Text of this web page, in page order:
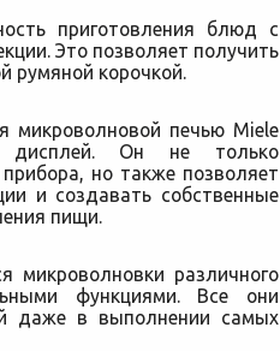
приготовления блюд с
Это позволяет получить
румяной корочкой.
микроволновой печью Miele
дисплей. Он не только
но также позволяет
и создавать собственные
пищи.
различного
функциями. Все они
даже в выполнении самых